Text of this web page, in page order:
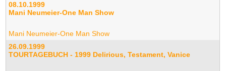
08.10.1999
Mani Neumeier-One Man Show
Mani Neumeier-One Man Show
26.09.1999
TOURTAGEBUCH - 1999 Delirious, Testament, Vanice